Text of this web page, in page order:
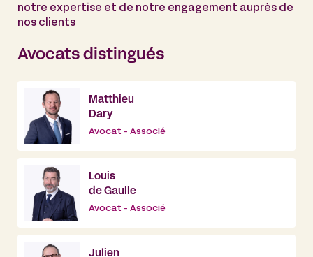
notre expertise et de notre engagement auprès de
nos clients
Avocats distingués
Matthieu
Dary
Avocat - Associé
Louis
de Gaulle
Avocat - Associé
Julien